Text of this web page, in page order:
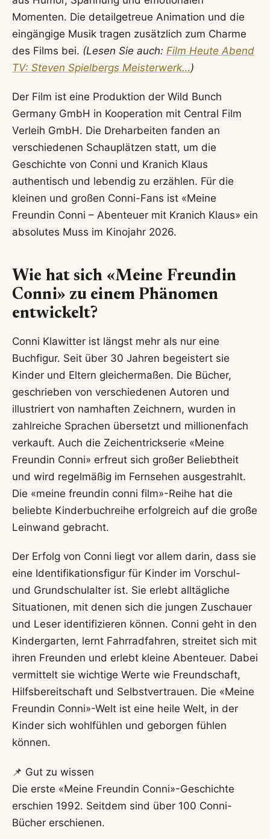
Momenten. Die detailgetreue Animation und die
eingängige Musik tragen zusätzlich zum Charme
des Films bei. (Lesen Sie auch: Film Heute Abend
TV: Steven Spielbergs Meisterwerk…)
Der Film ist eine Produktion der Wild Bunch
Germany GmbH in Kooperation mit Central Film
Verleih GmbH. Die Dreharbeiten fanden an
verschiedenen Schauplätzen statt, um die
Geschichte von Conni und Kranich Klaus
authentisch und lebendig zu erzählen. Für die
kleinen und großen Conni-Fans ist «Meine
Freundin Conni – Abenteuer mit Kranich Klaus» ein
absolutes Muss im Kinojahr 2026.
Wie hat sich «Meine Freundin
Conni» zu einem Phänomen
entwickelt?
Conni Klawitter ist längst mehr als nur eine
Buchfigur. Seit über 30 Jahren begeistert sie
Kinder und Eltern gleichermaßen. Die Bücher,
geschrieben von verschiedenen Autoren und
illustriert von namhaften Zeichnern, wurden in
zahlreiche Sprachen übersetzt und millionenfach
verkauft. Auch die Zeichentrickserie «Meine
Freundin Conni» erfreut sich großer Beliebtheit
und wird regelmäßig im Fernsehen ausgestrahlt.
Die «meine freundin conni film»-Reihe hat die
beliebte Kinderbuchreihe erfolgreich auf die große
Leinwand gebracht.
Der Erfolg von Conni liegt vor allem darin, dass sie
eine Identifikationsfigur für Kinder im Vorschul-
und Grundschulalter ist. Sie erlebt alltägliche
Situationen, mit denen sich die jungen Zuschauer
und Leser identifizieren können. Conni geht in den
Kindergarten, lernt Fahrradfahren, streitet sich mit
ihren Freunden und erlebt kleine Abenteuer. Dabei
vermittelt sie wichtige Werte wie Freundschaft,
Hilfsbereitschaft und Selbstvertrauen. Die «Meine
Freundin Conni»-Welt ist eine heile Welt, in der
Kinder sich wohlfühlen und geborgen fühlen
können.
📌 Gut zu wissen
Die erste «Meine Freundin Conni»-Geschichte
erschien 1992. Seitdem sind über 100 Conni-
Bücher erschienen.